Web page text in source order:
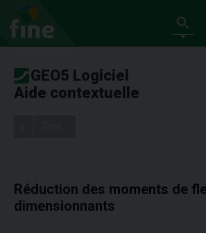
GEO5 Logiciel
Aide contextuelle
Réduction des moments de
dimensionnants